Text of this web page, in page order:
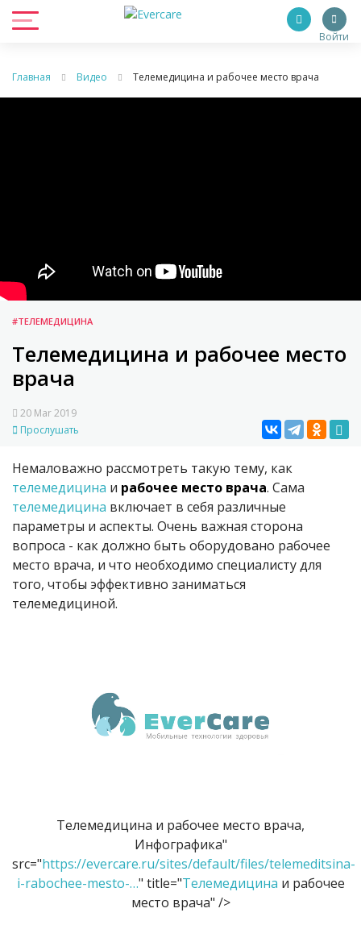
Войти
Главная Видео Телемедицина и рабочее место врача
#ТЕЛЕМЕДИЦИНА
Телемедицина и рабочее место
врача
20 Mar 2019
Прослушать
Немаловажно рассмотреть такую тему, как
телемедицина и рабочее место врача. Сама
телемедицина включает в себя различные
параметры и аспекты. Очень важная сторона
вопроса - как должно быть оборудовано рабочее
место врача, и что необходимо специалисту для
того, чтобы эффективно заниматься
телемедициной.
Телемедицина и рабочее место врача,
Инфографика"
src="https://evercare.ru/sites/default/files/telemeditsina-
i-rabochee-mesto-…" title="Телемедицина и рабочее
место врача" />​